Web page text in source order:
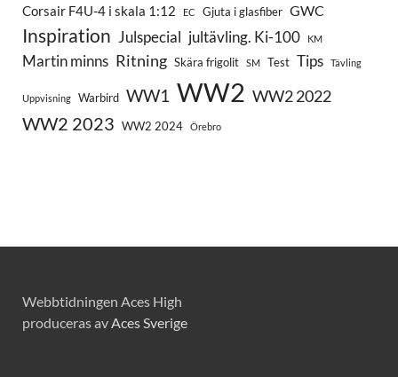
Corsair F4U-4 i skala 1:12 EC Gjuta i glasfiber GWC
Inspiration Julspecial jultävling. Ki-100 KM
Martin minns Ritning Skära frigolit SM Test Tips Tävling
Uppvisning Warbird WW1 WW2 WW2 2022
WW2 2023 WW2 2024 Örebro
Webbtidningen Aces High
produceras avAces Sverige